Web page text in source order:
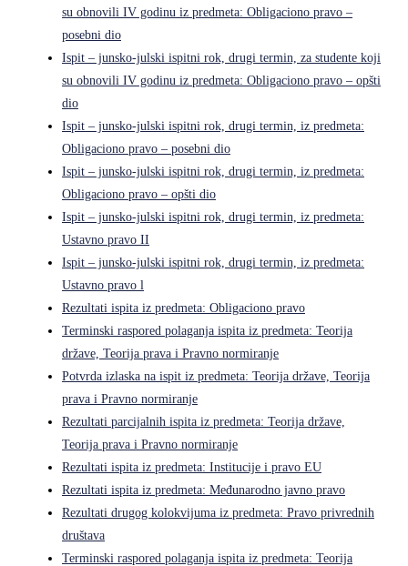
su obnovili IV godinu iz predmeta: Obligaciono pravo –
posebni dio
Ispit – junsko-julski ispitni rok, drugi termin, za studente koji
su obnovili IV godinu iz predmeta: Obligaciono pravo – opšti
dio
Ispit – junsko-julski ispitni rok, drugi termin, iz predmeta:
Obligaciono pravo – posebni dio
Ispit – junsko-julski ispitni rok, drugi termin, iz predmeta:
Obligaciono pravo – opšti dio
Ispit – junsko-julski ispitni rok, drugi termin, iz predmeta:
Ustavno pravo II
Ispit – junsko-julski ispitni rok, drugi termin, iz predmeta:
Ustavno pravo l
Rezultati ispita iz predmeta: Obligaciono pravo
Terminski raspored polaganja ispita iz predmeta: Teorija
države, Teorija prava i Pravno normiranje
Potvrda izlaska na ispit iz predmeta: Teorija države, Teorija
prava i Pravno normiranje
Rezultati parcijalnih ispita iz predmeta: Teorija države,
Teorija prava i Pravno normiranje
Rezultati ispita iz predmeta: Institucije i pravo EU
Rezultati ispita iz predmeta: Međunarodno javno pravo
Rezultati drugog kolokvijuma iz predmeta: Pravo privrednih
društava
Terminski raspored polaganja ispita iz predmeta: Teorija